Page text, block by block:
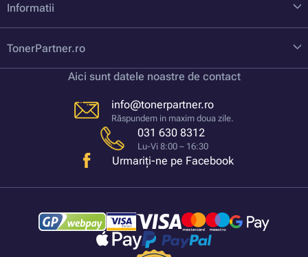
Informatii
TonerPartner.ro
Aici sunt datele noastre de contact
info@tonerpartner.ro
Răspundem in maxim doua zile.
031 630 8312
Lu-Vi 8:00 – 16:30
Urmariți-ne pe Facebook